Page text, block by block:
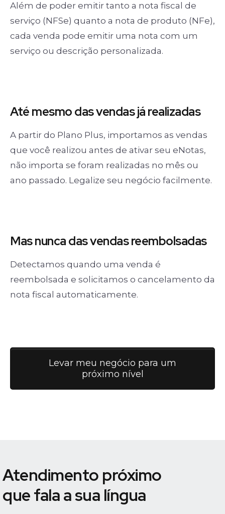
Além de poder emitir tanto a nota fiscal de
serviço (NFSe) quanto a nota de produto (NFe),
cada venda pode emitir uma nota com um
serviço ou descrição personalizada.
Até mesmo dasvendas já realizadas
A partir do Plano Plus, importamos as vendas
que você realizou antes de ativar seu eNotas,
não importa se foram realizadas no mês ou
ano passado. Legalize seu negócio facilmente.
Mas nuncadas vendasreembolsadas
Detectamos quando uma venda é
reembolsada e solicitamos o cancelamento da
nota fiscal automaticamente.
Levar meu negócio para um
próximo nível
Atendimento próximo
que fala a sua língua